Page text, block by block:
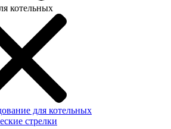
котельных
для котельных
стрелки